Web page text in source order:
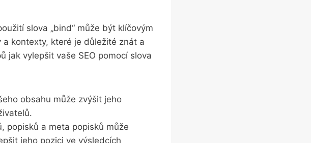
slova „bind“ může být klíčovým
kontexty, které je důležité znát a
jak vylepšit vaše SEO pomocí‍ slova
obsahu může zvýšit jeho
popisků⁤ a meta popisků⁣ může
jeho pozici ve‍ výsledcích